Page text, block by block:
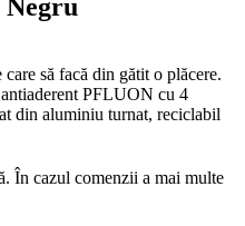
Negru
să facă din gătit o plăcere.
PFLUON cu 4
din aluminiu turnat, reciclabil
În cazul comenzii a mai multe